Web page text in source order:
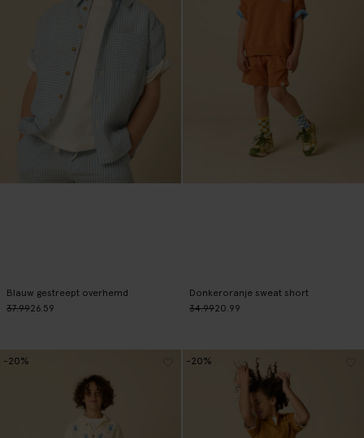
Blauw gestreept overhemd
37.9926.59
Donkeroranje sweat short
34.9920.99
-20% -20%